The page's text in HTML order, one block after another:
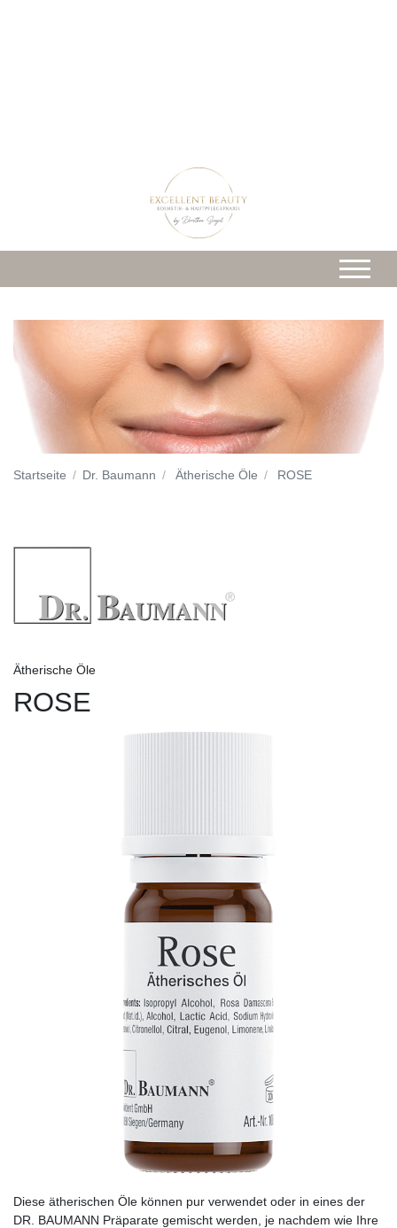
Startseite Dr. Baumann Ätherische Öle ROSE
Ätherische Öle
ROSE
Diese ätherischen Öle können pur verwendet oder in eines der
DR. BAUMANN Präparate gemischt werden, je nachdem wie Ihre